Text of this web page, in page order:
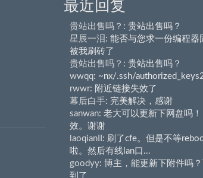
最近回复
贵站出售吗？ : 贵站出售吗？
星辰一泪 : 能否与您求一份编程器
被我刷砖了
贵站出售吗？ : 贵站出售吗？
wwqq: ~nx/.ssh/
rwwr: 附近链接失效了
幕后白手: 完美解决，感谢
sanwan: 老大可以更新下网盘吗
效。谢谢
laoqianII : 刷了cfe。但是不等
啦。然后有线lan口...
goodyy: 博主，能更新下附件吗
到了